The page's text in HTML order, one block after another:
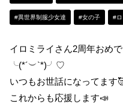
#異世界制服少女達 #女の子 #ロ
イロミライさん2周年おめで
╰(*´︶`*)╯♡
いつもお世話になってます
これからも応援します📣